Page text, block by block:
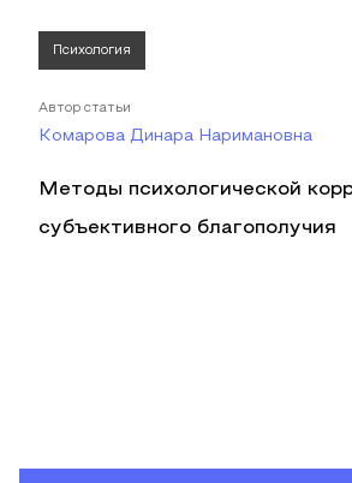
Психология
Автор статьи
Комарова Динара Наримановна
Методы психологической
субъективного благополучия